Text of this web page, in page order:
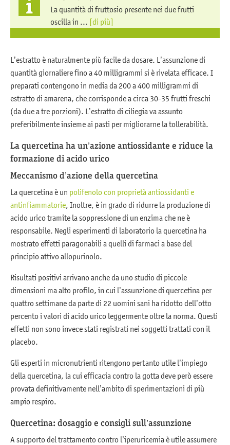
La quantità di fruttosio presente nei due frutti
oscilla in ... [di più]
L’estratto è naturalmente più facile da dosare. L’assunzione di
quantità giornaliere fino a 40 milligrammi si è rivelata efficace. I
preparati contengono in media da 200 a 400 milligrammi di
estratto di amarena, che corrisponde a circa 30-35 frutti freschi
(da due a tre porzioni). L’estratto di ciliegia va assunto
preferibilmente insieme ai pasti per migliorarne la tollerabilità.
La quercetina ha un’azione antiossidante e riduce la
formazione di acido urico
Meccanismo d’azione della quercetina
La quercetina è un polifenolo con proprietà antiossidanti e
antinfiammatorie, Inoltre, è in grado di ridurre la produzione di
acido urico tramite la soppressione di un enzima che ne è
responsabile. Negli esperimenti di laboratorio la quercetina ha
mostrato effetti paragonabili a quelli di farmaci a base del
principio attivo allopurinolo.
Risultati positivi arrivano anche da uno studio di piccole
dimensioni ma alto profilo, in cui l’assunzione di quercetina per
quattro settimane da parte di 22 uomini sani ha ridotto dell’otto
percento i valori di acido urico leggermente oltre la norma. Questi
effetti non sono invece stati registrati nei soggetti trattati con il
placebo.
Gli esperti in micronutrienti ritengono pertanto utile l’impiego
della quercetina, la cui efficacia contro la gotta deve però essere
provata definitivamente nell’ambito di sperimentazioni di più
ampio respiro.
Quercetina: dosaggio e consigli sull’assunzione
A supporto del trattamento contro l’iperuricemia è utile assumere